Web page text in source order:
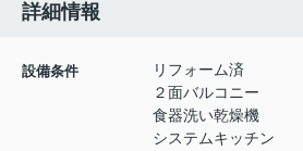
詳細情報
設備条件
リフォーム済
２面バルコニー
食器洗い乾燥機
システムキッチン